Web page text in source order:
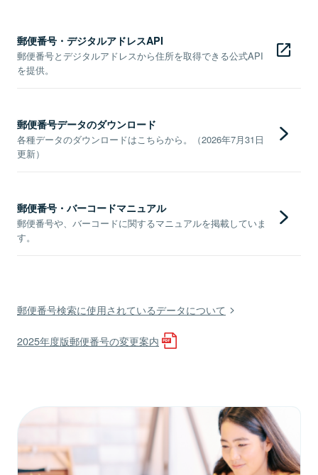
郵便番号・デジタルアドレスAPI
郵便番号とデジタルアドレスから住所を取得できる公式API
を提供。
郵便番号データのダウンロード
各種データのダウンロードはこちらから。（2026年7月31日
更新）
郵便番号・バーコードマニュアル
郵便番号や、バーコードに関するマニュアルを掲載していま
す。
郵便番号検索に使用されているデータについて
2025年度版郵便番号の変更案内